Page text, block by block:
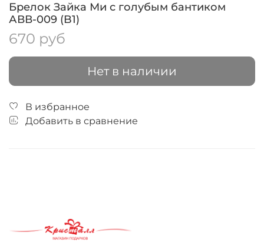
Брелок Зайка Ми с голубым бантиком
АВВ-009 (B1)
670 руб
Нет в наличии
В избранное
Добавить в сравнение